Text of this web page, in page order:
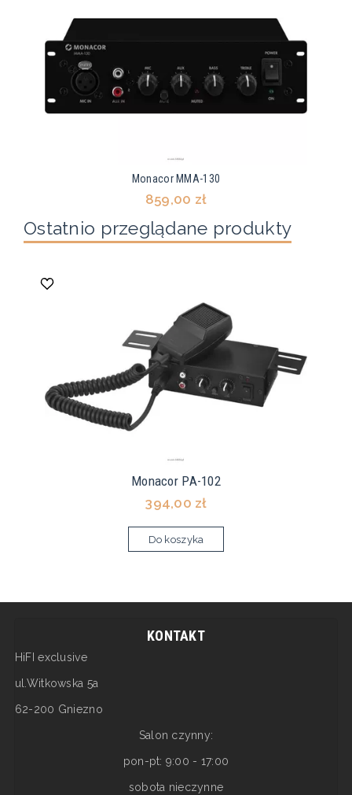
Monacor MMA-130
859,00 zł
Ostatnio przeglądane produkty
Monacor PA-102
394,00 zł
Do koszyka
KONTAKT
HiFI exclusive
ul.Witkowska 5a
62-200 Gniezno
Salon czynny:
pon-pt: 9:00 - 17:00
sobota nieczynne